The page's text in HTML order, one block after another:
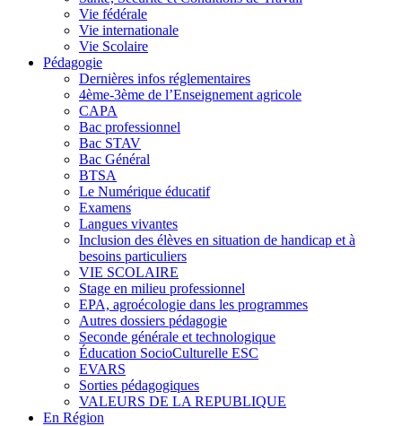
Vie fédérale
Vie internationale
Vie Scolaire
Pédagogie
Dernières infos réglementaires
4ème-3ème de l’Enseignement agricole
CAPA
Bac professionnel
Bac STAV
Bac Général
BTSA
Le Numérique éducatif
Examens
Langues vivantes
Inclusion des élèves en situation de handicap et à
besoins particuliers
VIE SCOLAIRE
Stage en milieu professionnel
EPA, agroécologie dans les programmes
Autres dossiers pédagogie
Seconde générale et technologique
Éducation SocioCulturelle ESC
EVARS
Sorties pédagogiques
VALEURS DE LA REPUBLIQUE
En Région